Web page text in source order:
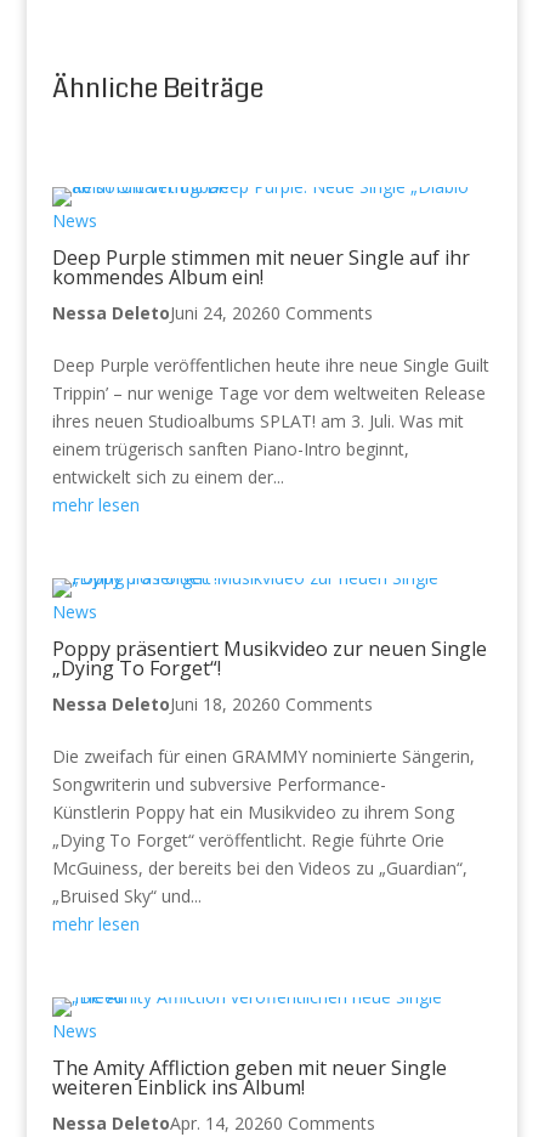
Ähnliche Beiträge
News
Deep Purple stimmen mit neuer Single auf ihr
kommendes Album ein!
Nessa DeletoJuni 24, 20260 Comments
Deep Purple veröffentlichen heute ihre neue Single Guilt
Trippin’ – nur wenige Tage vor dem weltweiten Release
ihres neuen Studioalbums SPLAT! am 3. Juli. Was mit
einem trügerisch sanften Piano-Intro beginnt,
entwickelt sich zu einem der...
mehr lesen
News
Poppy präsentiert Musikvideo zur neuen Single
„Dying To Forget“!
Nessa DeletoJuni 18, 20260 Comments
Die zweifach für einen GRAMMY nominierte Sängerin,
Songwriterin und subversive Performance-
Künstlerin Poppy hat ein Musikvideo zu ihrem Song
„Dying To Forget“ veröffentlicht. Regie führte Orie
McGuiness, der bereits bei den Videos zu „Guardian“,
„Bruised Sky“ und...
mehr lesen
News
The Amity Affliction geben mit neuer Single
weiteren Einblick ins Album!
Nessa DeletoApr. 14, 20260 Comments